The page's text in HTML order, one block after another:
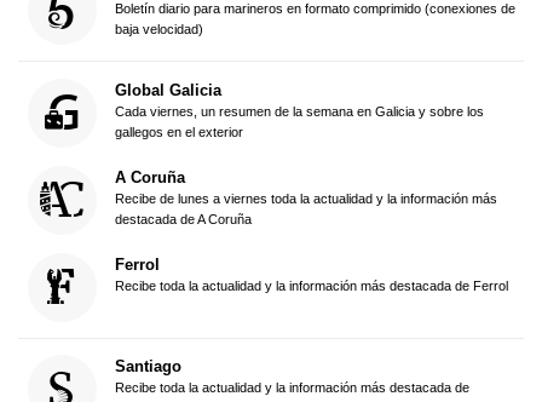
Boletín diario para marineros en formato comprimido (conexiones de
baja velocidad)
Global Galicia
Cada viernes, un resumen de la semana en Galicia y sobre los
gallegos en el exterior
A Coruña
Recibe de lunes a viernes toda la actualidad y la información más
destacada de A Coruña
Ferrol
Recibe toda la actualidad y la información más destacada de Ferrol
Santiago
Recibe toda la actualidad y la información más destacada de